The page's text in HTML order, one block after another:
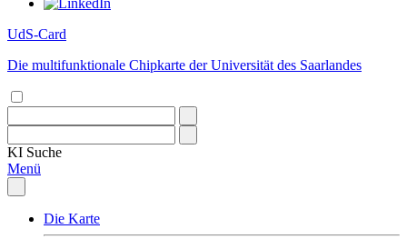
UdS-Card
Die multifunktionale Chipkarte der Universität des Saarlandes
KI Suche
Menü
Die Karte